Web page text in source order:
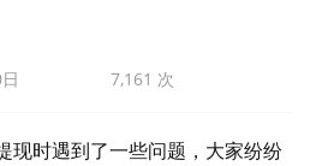
7,161 次
现时遇到了一些问题，大家纷纷